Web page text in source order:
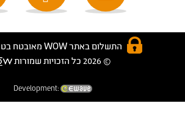
התשלום באתר WOW מאובטח בטכנולוגית SSL
© 2026 כל הזכויות שמורות
Development: